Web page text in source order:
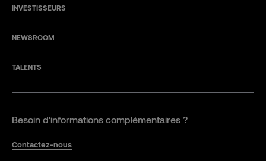
INVESTISSEURS
NEWSROOM
TALENTS
Besoin d'informations complémentaires ?
Contactez-nous